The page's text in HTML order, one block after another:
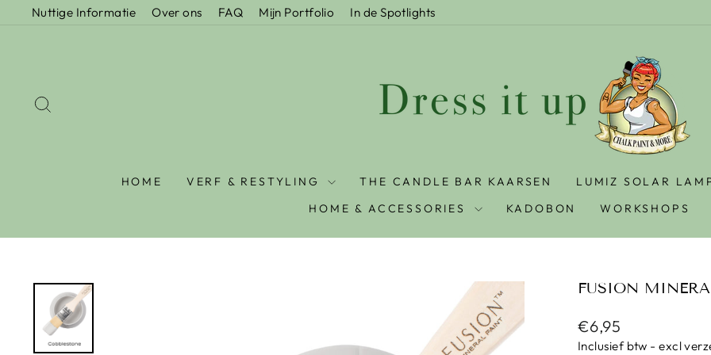
Nuttige Informatie Over ons FAQ Mijn Portfolio In de Spotlights
HOME VERF & RESTYLING THE CANDLE BAR KAARSEN LUMIZ SOLAR
HOME & ACCESSORIES
KADOBON WORKSHOPS
FUSION
Prijs
€6,95
Inclusief btw - excl